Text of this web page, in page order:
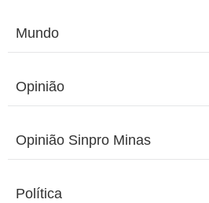
Mundo
Opinião
Opinião Sinpro Minas
Política